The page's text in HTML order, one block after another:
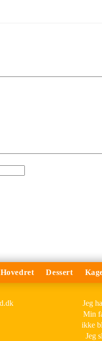
Hovedret Dessert
Jeg
Min
ikke
Jeg